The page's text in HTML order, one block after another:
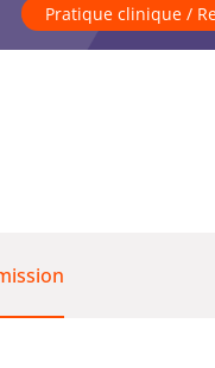
Pratique clinique /